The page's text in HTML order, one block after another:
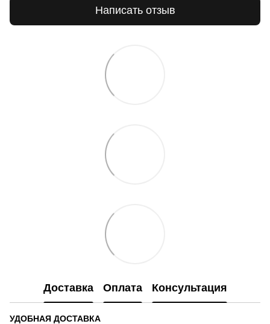
Написать отзыв
Доставка Оплата Консультация
УДОБНАЯ ДОСТАВКА